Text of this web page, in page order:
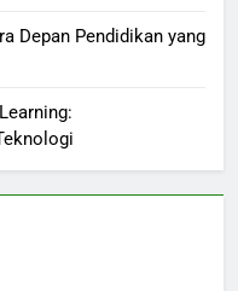
Depan Pendidikan yang